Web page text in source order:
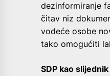
dezinformiranje
čitav niz
vodeće osobe
tako omogućiti
SDP kao slijednik